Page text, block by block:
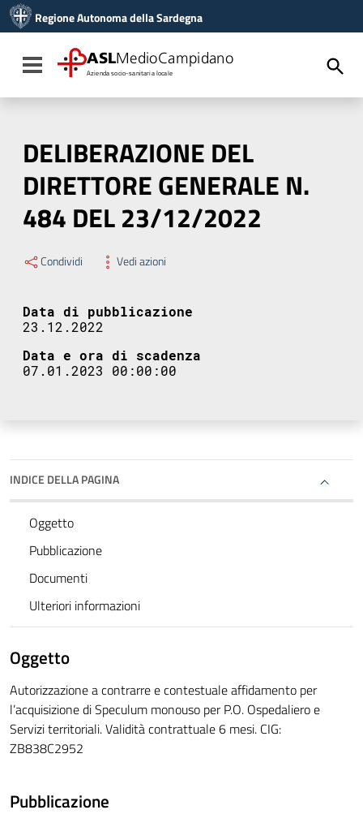
Vai al menu di navigazione
Vai al footer
Regione Autonoma della Sardegna
Toggle navigation
ASLMedioCampidano
Azienda socio-sanitaria locale
DELIBERAZIONE DEL
DIRETTORE GENERALE N.
484 DEL 23/12/2022
Condividi Vedi azioni
Data di pubblicazione
23.12.2022
Data e ora di scadenza
07.01.2023 00:00:00
INDICE DELLA PAGINA
Oggetto
Pubblicazione
Documenti
Ulteriori informazioni
Oggetto
Autorizzazione a contrarre e contestuale affidamento per
l’acquisizione di Speculum monouso per P.O. Ospedaliero e
Servizi territoriali. Validità contrattuale 6 mesi. CIG:
ZB838C2952
Pubblicazione